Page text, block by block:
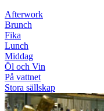
Afterwork
Brunch
Fika
Lunch
Middag
Öl och Vin
På vattnet
Stora sällskap